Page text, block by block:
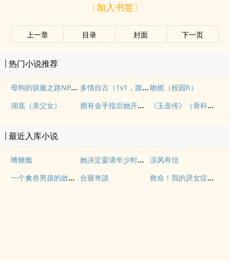
〔加入书签〕
上一章 目录 封面 下一页
热门小说推荐
母狗的驯服之路NP（强制爱） 多情自古（1v1，腹黑内侍咸鱼皇后）吻栀（校园h）
湖底（亲父女）
拥有金手指后她开始为所欲为（nph） 《玉壶传》（骨科）（兄妹）（np）
最近入库小说
嗜糖瘾 她决定宴请年少时的自己（1v1H） 凉风有信
一个禽兽男孩的故事（母子乱伦） 合寢奇談 救命！我的厌女症总裁不仅碰瓷还装秒(调教高H 1v1)